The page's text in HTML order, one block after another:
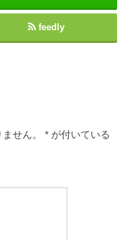
feedly
せん。 * が付いている